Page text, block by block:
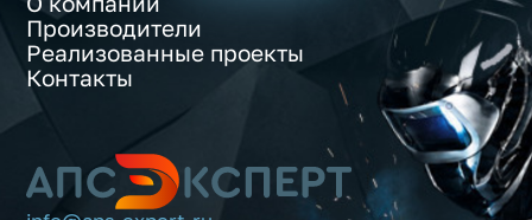
Производители
Реализованные проекты
Контакты